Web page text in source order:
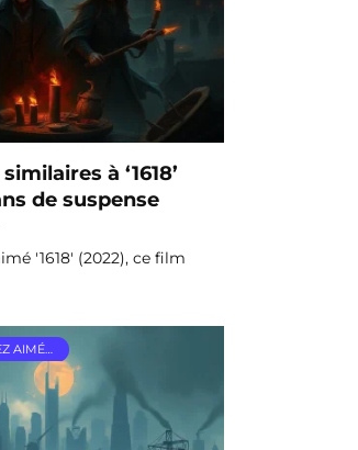
à ‘1618’
de suspense
'1618' (2022), ce film
AIMÉ…